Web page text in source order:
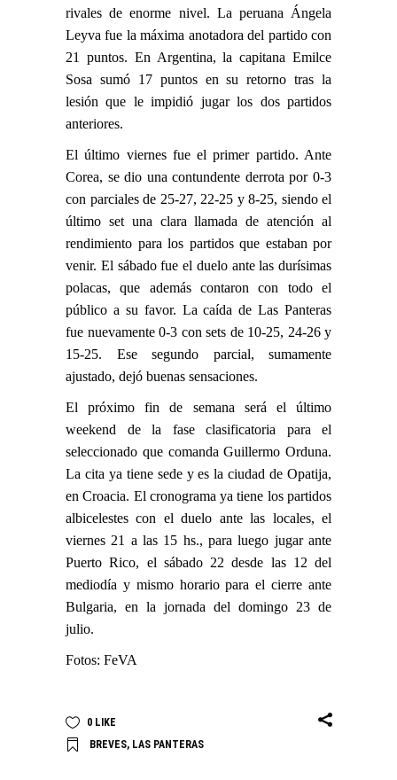
rivales de enorme nivel. La peruana Ángela
Leyva fue la máxima anotadora del partido con
21 puntos. En Argentina, la capitana Emilce
Sosa sumó 17 puntos en su retorno tras la
lesión que le impidió jugar los dos partidos
anteriores.
El último viernes fue el primer partido. Ante
Corea, se dio una contundente derrota por 0-3
con parciales de 25-27, 22-25 y 8-25, siendo el
último set una clara llamada de atención al
rendimiento para los partidos que estaban por
venir. El sábado fue el duelo ante las durísimas
polacas, que además contaron con todo el
público a su favor. La caída de Las Panteras
fue nuevamente 0-3 con sets de 10-25, 24-26 y
15-25. Ese segundo parcial, sumamente
ajustado, dejó buenas sensaciones.
El próximo fin de semana será el último
weekend de la fase clasificatoria para el
seleccionado que comanda Guillermo Orduna.
La cita ya tiene sede y es la ciudad de Opatija,
en Croacia. El cronograma ya tiene los partidos
albicelestes con el duelo ante las locales, el
viernes 21 a las 15 hs., para luego jugar ante
Puerto Rico, el sábado 22 desde las 12 del
mediodía y mismo horario para el cierre ante
Bulgaria, en la jornada del domingo 23 de
julio.
Fotos: FeVA
0 LIKE
BREVES, LAS PANTERAS